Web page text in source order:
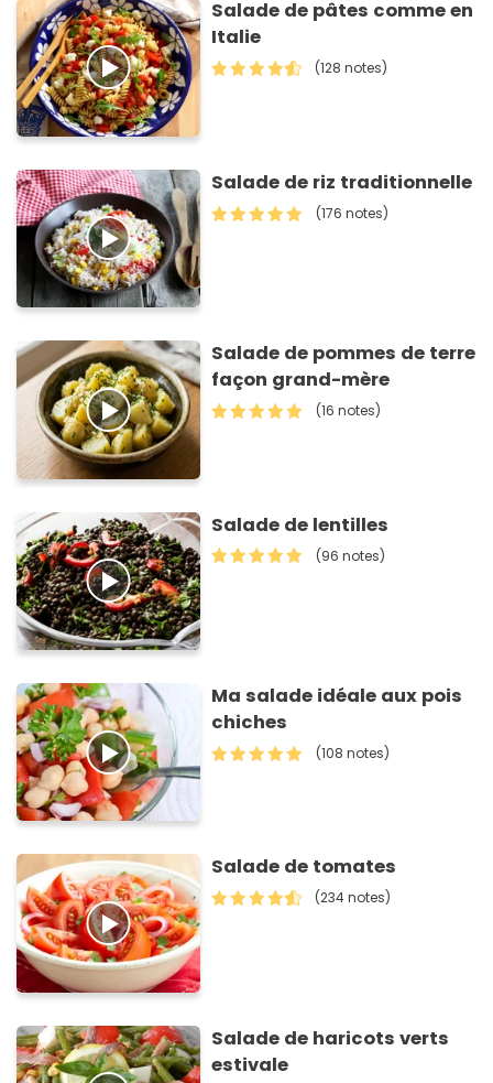
Salade de pâtes comme en
Italie
(128 notes)
Salade de riz traditionnelle
(176 notes)
Salade de pommes de terre
façon grand-mère
(16 notes)
Salade de lentilles
(96 notes)
Ma salade idéale aux pois
chiches
(108 notes)
Salade de tomates
(234 notes)
Salade de haricots verts
estivale